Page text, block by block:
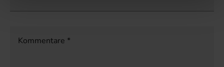
Kommentare *